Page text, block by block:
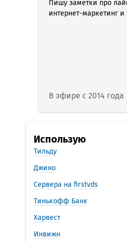
Пишу заметки про
интернет-маркетинг и
В эфире с 2014 года
Использую
Тильду
Джино
Сервера на firstvds
Тинькофф Банк
Харвест
Инвижн